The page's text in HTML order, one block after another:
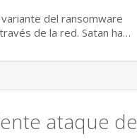
del ransomware
de la red. Satan ha…
ataque de